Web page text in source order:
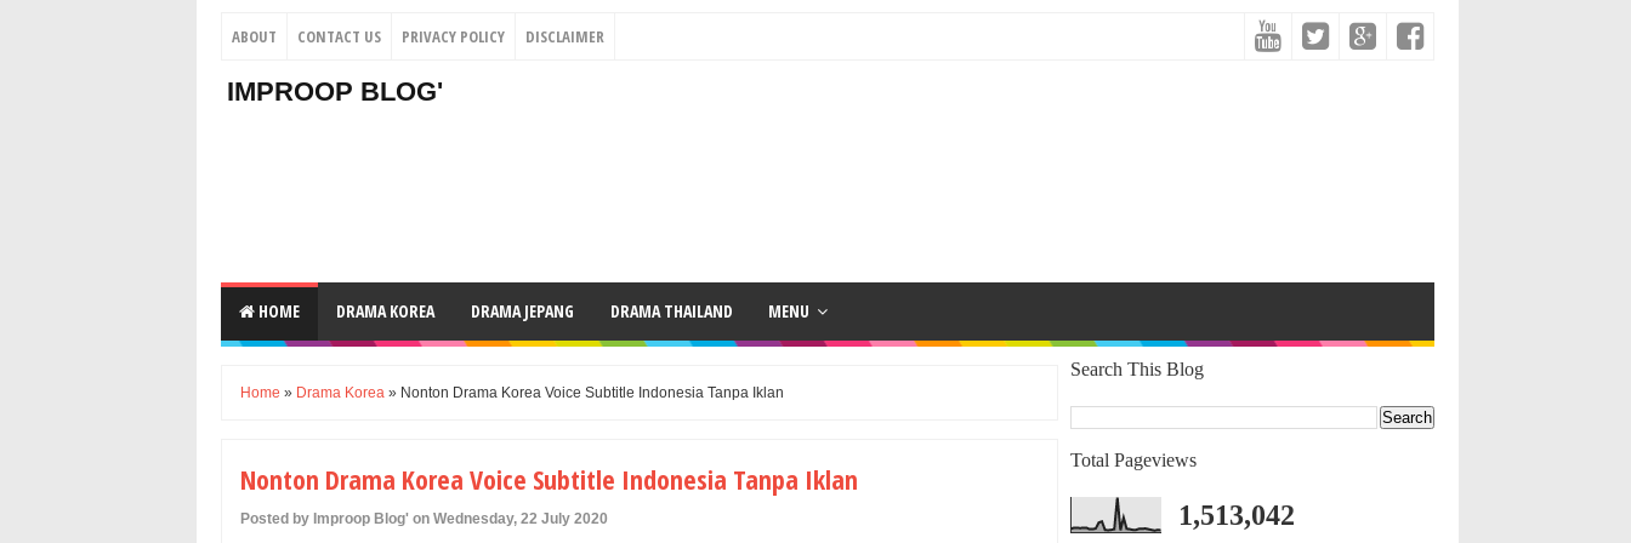
ABOUT CONTACT US PRIVACY POLICY DISCLAIMER
IMPROOP BLOG'
HOME DRAMA KOREA DRAMA JEPANG DRAMA THAILAND MENU
Home » Drama Korea » Nonton Drama Korea Voice Subtitle Indonesia Tanpa Iklan
Nonton Drama Korea Voice Subtitle Indonesia Tanpa Iklan
Posted by Improop Blog' on Wednesday, 22 July 2020
Search This Blog
Total Pageviews
1,513,042